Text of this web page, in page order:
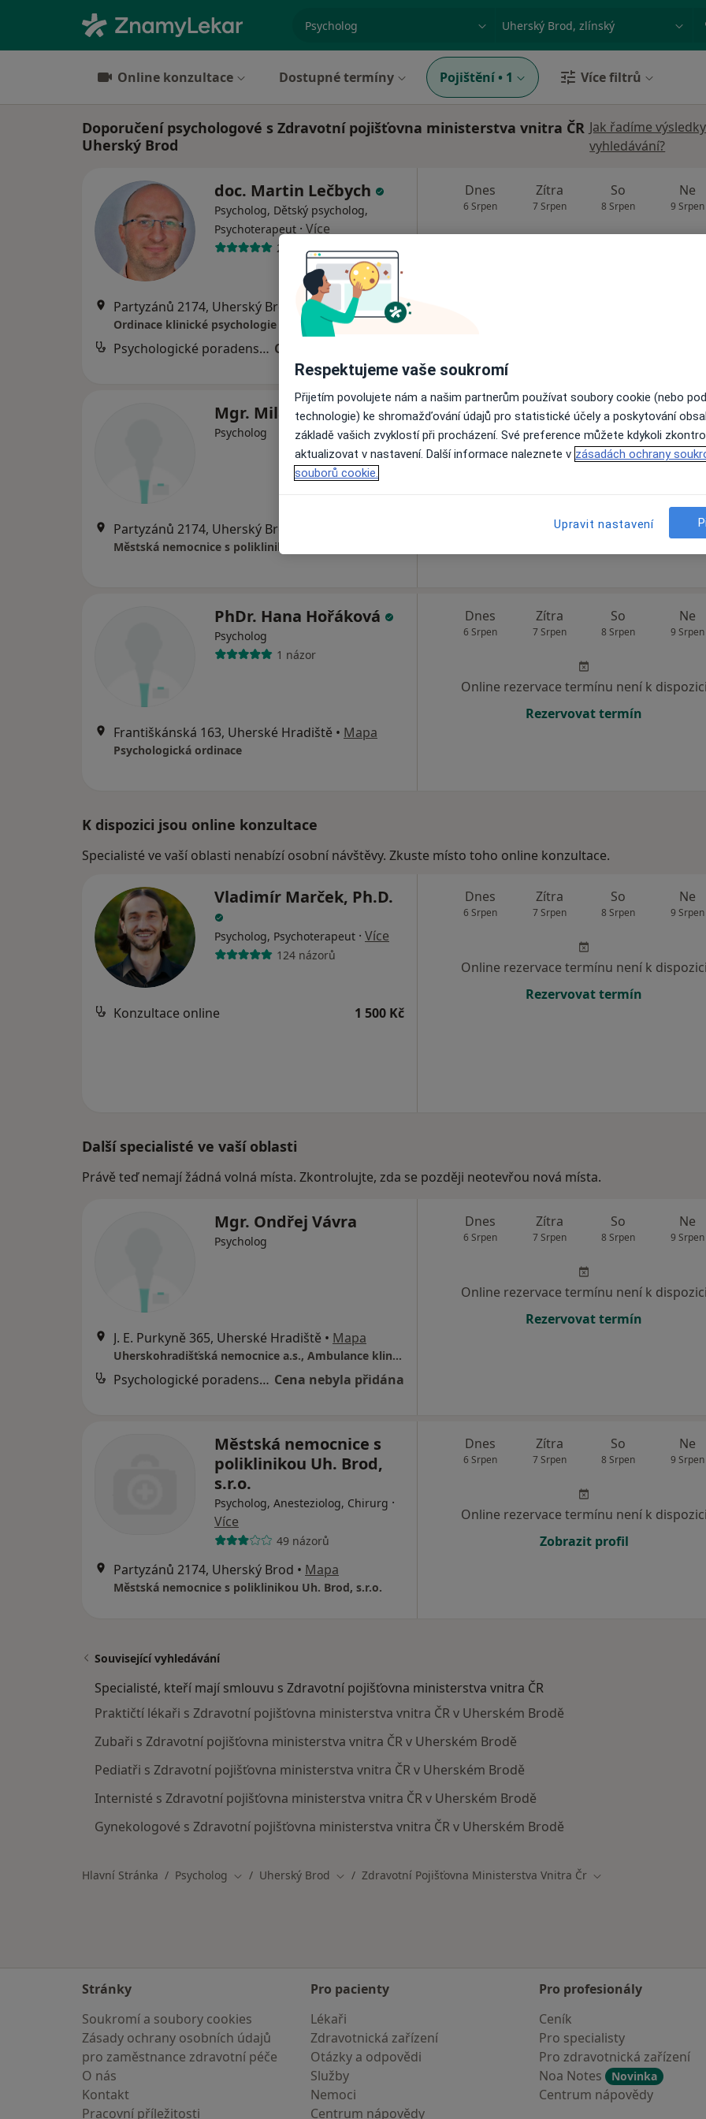
Město nebo region
Online konzultace Dostupné termíny Pojištění • 1 Více filtrů
Doporučení psychologové s Zdravotní pojišťovna ministerstva vnitra ČR
Uherský Brod
Jak řadíme výsledky
vyhledávání?
doc. Martin Lečbych
Psycholog, Dětský psycholog,
Psychoterapeut · Více
2 názory
Partyzánů 2174, Uherský Brod Mapa
Ordinace klinické psychologie a psychoterapie
Psychologické poradenství Cena nebyla přidána
Dnes
6 Srpen
Zítra
7 Srpen
So
8 Srpen
Ne
9 Srpen
Mgr. Milan Hon
Psycholog
Partyzánů 2174, Uherský Brod
Městská nemocnice s poliklinikou Uh. Brod, s.r.o.
Dnes
6 Srpen
Zítra
7 Srpen
So
8 Srpen
Ne
9 Srpen
PhDr. Hana Hořáková
Psycholog
1 názor
Františkánská 163, Uherské Hradiště • Mapa
Psychologická ordinace
Dnes
6 Srpen
Zítra
7 Srpen
So
8 Srpen
Ne
9 Srpen
Online rezervace termínu není k dispozici
Rezervovat termín
K dispozici jsou online konzultace
Specialisté ve vaší oblasti nenabízí osobní návštěvy. Zkuste místo toho online konzultace.
Vladimír Marček, Ph.D.
Psycholog, Psychoterapeut · Více
124 názorů
Konzultace online 1 500 Kč
Dnes
6 Srpen
Zítra
7 Srpen
So
8 Srpen
Ne
9 Srpen
Online rezervace termínu není k dispozici
Rezervovat termín
Další specialisté ve vaší oblasti
Právě teď nemají žádná volná místa. Zkontrolujte, zda se později neotevřou nová místa.
Mgr. Ondřej Vávra
Psycholog
J. E. Purkyně 365, Uherské Hradiště • Mapa
Uherskohradišťská nemocnice a.s., Ambulance klinické psychologie
Psychologické poradenství Cena nebyla přidána
Dnes
6 Srpen
Zítra
7 Srpen
So
8 Srpen
Ne
9 Srpen
Online rezervace termínu není k dispozici
Rezervovat termín
Městská nemocnice s
poliklinikou Uh. Brod,
s.r.o.
Psycholog, Anesteziolog, Chirurg ·
Více
49 názorů
Partyzánů 2174, Uherský Brod • Mapa
Městská nemocnice s poliklinikou Uh. Brod, s.r.o.
Dnes
6 Srpen
Zítra
7 Srpen
So
8 Srpen
Ne
9 Srpen
Online rezervace termínu není k dispozici
Zobrazit profil
Související vyhledávání
Specialisté, kteří mají smlouvu s Zdravotní pojišťovna ministerstva vnitra ČR
Praktičtí lékaři s Zdravotní pojišťovna ministerstva vnitra ČR v Uherském Brodě
Zubaři s Zdravotní pojišťovna ministerstva vnitra ČR v Uherském Brodě
Pediatři s Zdravotní pojišťovna ministerstva vnitra ČR v Uherském Brodě
Internisté s Zdravotní pojišťovna ministerstva vnitra ČR v Uherském Brodě
Gynekologové s Zdravotní pojišťovna ministerstva vnitra ČR v Uherském Brodě
Hlavní Stránka Psycholog Změna města
Uherský Brod Změna města
Zdravotní Pojišťovna Ministerstva Vnitra Čr Změna města
Stránky
Soukromí a soubory cookies
Zásady ochrany osobních údajů
pro zaměstnance zdravotní péče
O nás
Kontakt
Pracovní příležitosti
Pro pacienty
Lékaři
Zdravotnická zařízení
Otázky a odpovědi
Služby
Nemoci
Centrum nápovědy
Pro profesionály
Ceník
Pro specialisty
Pro zdravotnická zařízení
Noa Notes
Novinka
Centrum nápovědy
Respektujeme vaše soukromí
Přijetím povolujete nám a našim partnerům používat soubory cookie (nebo
technologie) ke shromažďování údajů pro statistické účely a poskytování
základě vašich zvyklostí při procházení. Své preference můžete kdykoli
aktualizovat v nastavení. Další informace naleznete v zásadách ochrany
souborů cookie.
Upravit nastavení